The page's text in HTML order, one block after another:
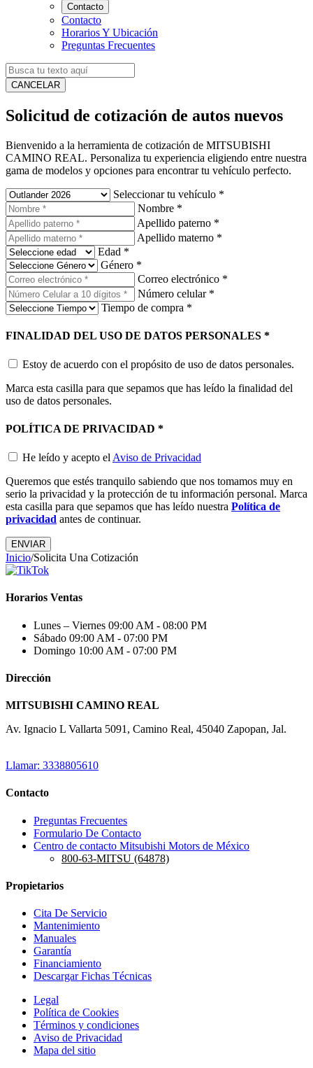
Contacto
Contacto
Horarios Y Ubicación
Preguntas Frecuentes
CANCELAR
Solicitud de cotización de autos nuevos
Bienvenido a la herramienta de cotización de MITSUBISHI
CAMINO REAL. Personaliza tu experiencia eligiendo entre nuestra
gama de modelos y opciones para encontrar tu vehículo perfecto.
Seleccionar tu vehículo *
Nombre *
Apellido paterno *
Apellido materno *
Edad *
Género *
Correo electrónico *
Número celular *
Tiempo de compra *
FINALIDAD DEL USO DE DATOS PERSONALES *
Estoy de acuerdo con el propósito de uso de datos personales.
Marca esta casilla para que sepamos que has leído la finalidad del
uso de datos personales.
POLÍTICA DE PRIVACIDAD *
He leído y acepto el Aviso de Privacidad
Queremos que estés tranquilo sabiendo que nos tomamos muy en
serio la privacidad y la protección de tu información personal. Marca
esta casilla para que sepamos que has leído nuestra Política de
privacidad antes de continuar.
Inicio/Solicita Una Cotización
Horarios Ventas
Lunes – Viernes 09:00 AM - 08:00 PM
Sábado 09:00 AM - 07:00 PM
Domingo 10:00 AM - 07:00 PM
Dirección
MITSUBISHI CAMINO REAL
Av. Ignacio L Vallarta 5091, Camino Real, 45040 Zapopan, Jal.
Llamar: 3338805610
Contacto
Preguntas Frecuentes
Formulario De Contacto
Centro de contacto Mitsubishi Motors de México
800-63-MITSU (64878)
Propietarios
Cita De Servicio
Mantenimiento
Manuales
Garantía
Financiamiento
Descargar Fichas Técnicas
Legal
Política de Cookies
Términos y condiciones
Aviso de Privacidad
Mapa del sitio